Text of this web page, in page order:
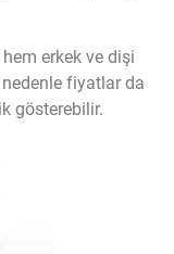
hem erkek ve dişi
fiyatlar da
gösterebilir.